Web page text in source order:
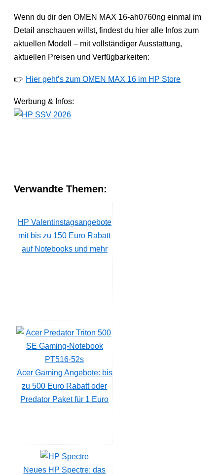
Wenn du dir den OMEN MAX 16-ah0760ng einmal im
Detail anschauen willst, findest du hier alle Infos zum
aktuellen Modell – mit vollständiger Ausstattung,
aktuellen Preisen und Verfügbarkeiten:
👉 Hier geht’s zum OMEN MAX 16 im HP Store
Werbung & Infos:
Verwandte Themen:
HP Valentinstagsangebote
mit bis zu 150 Euro Rabatt
auf Notebooks und mehr
Acer Gaming Angebote: bis
zu 500 Euro Rabatt oder
Predator Paket für 1 Euro
Neues HP Spectre: das